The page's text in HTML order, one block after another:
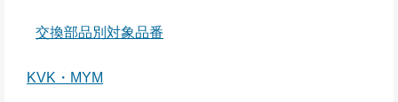
交換部品別対象品番
KVK・MYM